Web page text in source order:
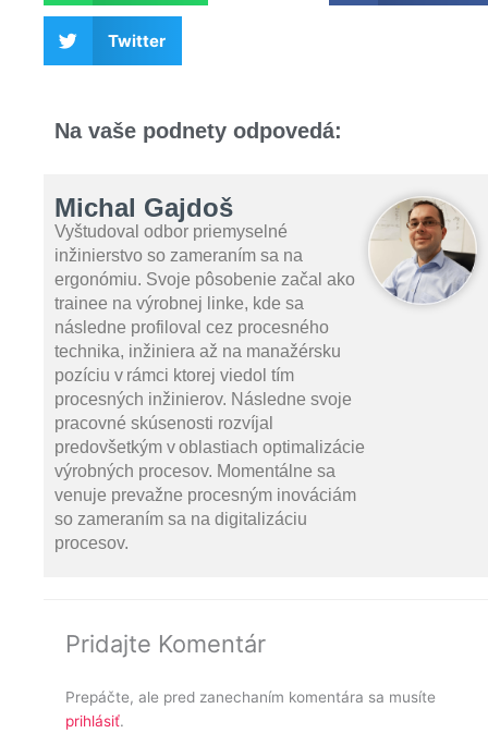
Twitter
Na vaše podnety odpovedá:
Michal Gajdoš
Vyštudoval odbor priemyselné
inžinierstvo so zameraním sa na
ergonómiu. Svoje pôsobenie začal ako
trainee na výrobnej linke, kde sa
následne profiloval cez procesného
technika, inžiniera až na manažérsku
pozíciu v rámci ktorej viedol tím
procesných inžinierov. Následne svoje
pracovné skúsenosti rozvíjal
predovšetkým v oblastiach optimalizácie
výrobných procesov. Momentálne sa
venuje prevažne procesným inováciám
so zameraním sa na digitalizáciu
procesov.
Pridajte Komentár
Prepáčte, ale pred zanechaním komentára sa musíte
prihlásiť.